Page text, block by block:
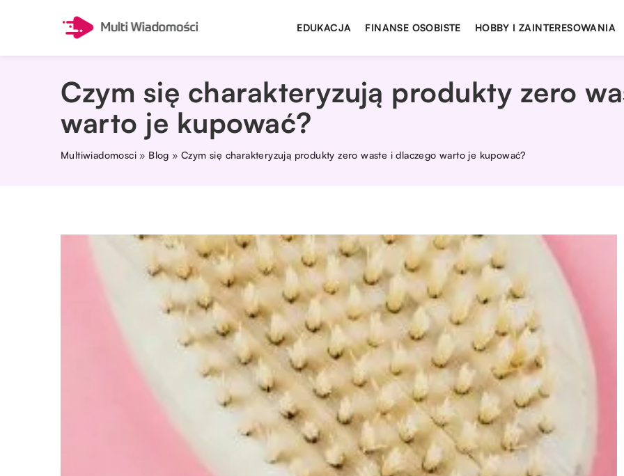
EDUKACJA FINANSE OSOBISTE HOBBY I ZAINTERESOWANIA
Czym się charakteryzują produkty zero
warto je kupować?
Multiwiadomosci » Blog »Czym się charakteryzują produkty zero waste i dlaczego warto je kupować?